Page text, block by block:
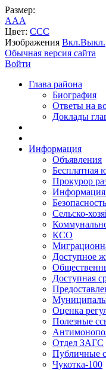
Размер:
AAA
Цвет: CCC
Изображения Вкл.Выкл.
Обычная версия сайта
Войти
Глава района
Биография
Ответы на
Доклады
Информация
Объявления
Бесплатная
Прокурор
Безопасность
Сельско-
КСО
Доступное
Доступная
Оценка
Полезные
Отдел ЗАГС
Публичные
Чукотка-100